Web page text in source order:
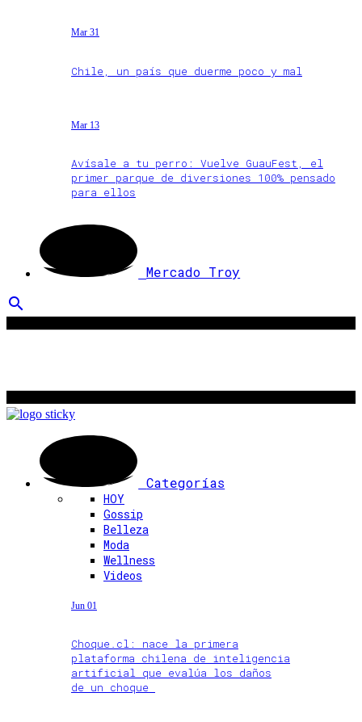
Mar 31
Chile, un país que duerme poco y mal
Mar 13
Avísale a tu perro: Vuelve GuauFest, el
primer parque de diversiones 100% pensado
para ellos
Mercado Troy
search
Categorías
HOY
Gossip
Belleza
Moda
Wellness
Videos
Jun 01
Choque.cl: nace la primera
plataforma chilena de inteligencia
artificial que evalúa los daños
de un choque